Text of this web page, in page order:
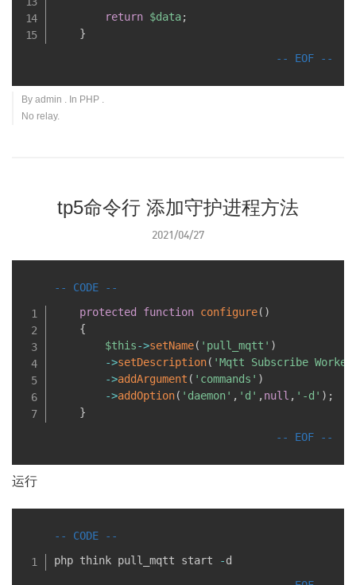
return $data;
}
By admin . In PHP .
No relay.
tp5命令行 添加守护进程方法
2021/04/27
protected function configure( )
{
$this->setName( 'pull_mqtt' )
->setDescription( 'Mqtt Subscribe
->addArgument ( 'commands' )
->addOption( 'daemon' , 'd' ,null , '-d' ) ;
}
运行
php think pull_mqtt start -d